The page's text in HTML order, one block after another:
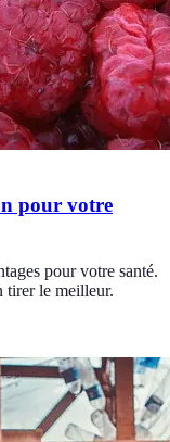
pour votre
pour votre santé.
tirer le meilleur.